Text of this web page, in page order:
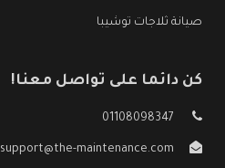
صيانة ثلاجات توشيبا
كن دائما على تواصل معنا!
01108098347
support@the-maintenance.com